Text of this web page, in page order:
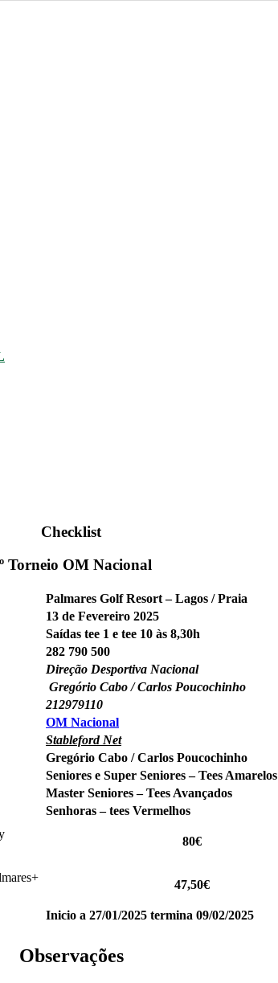
Checklist
Torneio OM Nacional
Palmares Golf Resort – Lagos / Praia
13 de Fevereiro 2025
Saídas tee 1 e tee 10 às 8,30h
282 790 500
Direção Desportiva Nacional
Gregório Cabo / Carlos Poucochinho
212979110
OM Nacional
Stableford Net
Gregório Cabo / Carlos Poucochinho
Seniores e Super Seniores – Tees Amarelos
Master Seniores – Tees Avançados
Senhoras – tees Vermelhos
80€
47,50€
Inicio a 27/01/2025 termina 09/02/2025
Observações